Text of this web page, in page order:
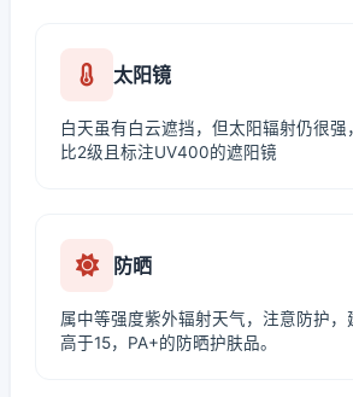
太阳镜
白天虽有白云遮挡，但太阳辐射仍很强
比2级且标注UV400的遮阳镜
防晒
属中等强度紫外辐射天气，注意防护，
高于15，PA+的防晒护肤品。